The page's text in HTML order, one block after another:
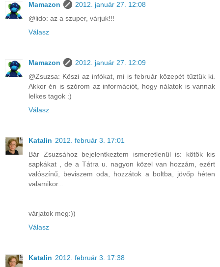
Mamazon
2012. január 27. 12:08
@lido: az a szuper, várjuk!!!
Válasz
Mamazon
2012. január 27. 12:09
@Zsuzsa: Köszi az infókat, mi is február közepét tűztük ki.
Akkor én is szórom az információt, hogy nálatok is vannak
lelkes tagok :)
Válasz
Katalin 2012. február 3. 17:01
Bár Zsuzsához bejelentkeztem ismeretlenül is: kötök kis
sapkákat , de a Tátra u. nagyon közel van hozzám, ezért
valószínű, beviszem oda, hozzátok a boltba, jövőp héten
valamikor...
várjatok meg:))
Válasz
Katalin 2012. február 3. 17:38